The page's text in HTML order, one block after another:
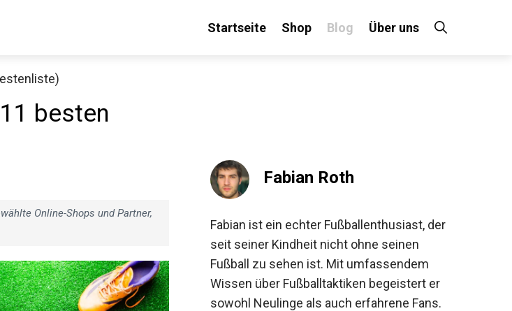
Startseite Shop Blog Über uns
besten
Online-Shops und Partner,
Fabian Roth
Fabian ist ein echter Fußballenthusiast, der
seit seiner Kindheit nicht ohne seinen
Fußball zu sehen ist. Mit umfassendem
Wissen über Fußballtaktiken begeistert er
sowohl Neulinge als auch erfahrene Fans.
Sale
Produkte im Sale bei Decathlon an!
anschauen